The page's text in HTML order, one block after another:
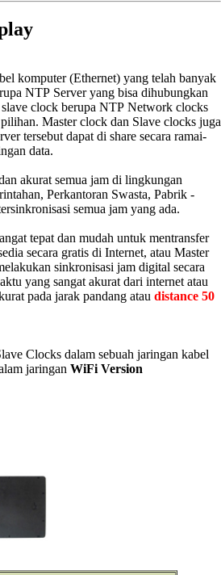
komputer (Ethernet) yang telah banyak
NTP Server yang bisa dihubungkan
clock berupa NTP Network clocks
Master clock dan Slave clocks juga
tersebut dapat di share secara ramai-
data.
akurat semua jam di lingkungan
Perkantoran Swasta, Pabrik -
semua jam yang ada.
tepat dan mudah untuk mentransfer
secara gratis di Internet, atau Master
sinkronisasi jam digital secara
yang sangat akurat dari internet atau
pada jarak pandang atau distance 50
Clocks dalam sebuah jaringan kabel
jaringan WiFi Version